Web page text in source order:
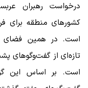
درخواست رهبران
کشورهای منطقه برای
است. در همین فضای
تازه‌ای از گفت‌وگوهای
است. بر اساس این